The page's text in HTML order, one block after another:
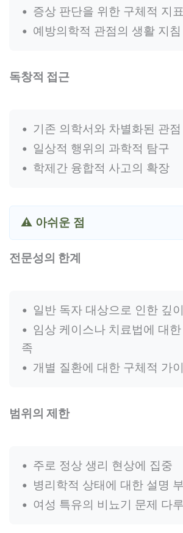
증상 판단을 위한 구체적 지
예방의학적 관점의 생활 지침
독창적 접근
기존 의학서와 차별화된 관점
일상적 행위의 과학적 탐구
학제간 융합적 사고의 확장
⚠️ 아쉬운 점
전문성의 한계
일반 독자 대상으로 인한 깊
임상 케이스나 치료법에 대
족
개별 질환에 대한 구체적 가
범위의 제한
주로 정상 생리 현상에 집중
병리학적 상태에 대한 설명
여성 특유의 비뇨기 문제 다